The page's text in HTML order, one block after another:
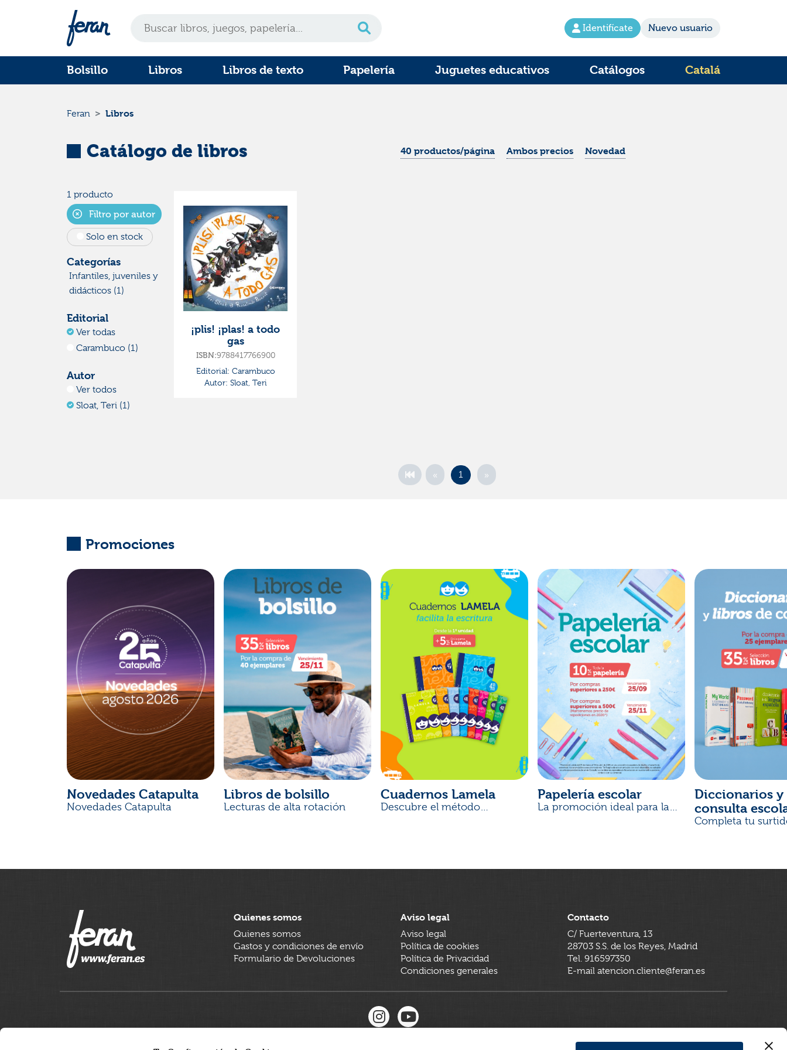
Identifícate Nuevo usuario
Bolsillo Libros Libros de texto Papelería Juguetes educativos Catálogos Catalá
Feran Libros
Catálogo de libros 40 productos/página Ambos precios Novedad
1 producto
Filtro por autor
Solo en stock
Categorías
Infantiles, juveniles y
didácticos (1)
Editorial
Ver todas
Carambuco (1)
Autor
Ver todos
Sloat, Teri (1)
¡plis! ¡plas! a todo
gas
ISBN:9788417766900
Editorial: Carambuco
Autor: Sloat, Teri
« 1 »
Promociones
Novedades Catapulta
Novedades Catapulta
Libros de bolsillo
Lecturas de alta rotación
Cuadernos Lamela
Descubre el método
Papelería escolar
La promoción ideal para la
Diccionarios y
consulta
Completa tu
Quienes somos
Quienes somos
Gastos y condiciones de envío
Formulario de Devoluciones
Aviso legal
Aviso legal
Política de cookies
Política de Privacidad
Condiciones generales
Contacto
C/ Fuerteventura, 13
28703 S.S. de los Reyes, Madrid
Tel. 916597350
E-mail atencion.cliente@feran.es